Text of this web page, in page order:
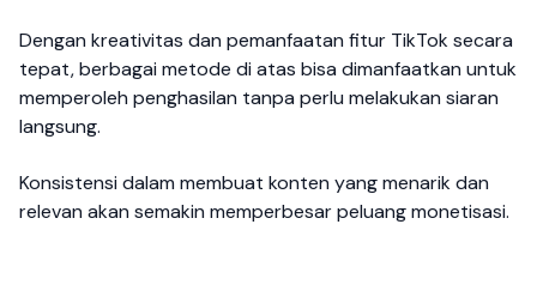
Dengan kreativitas dan pemanfaatan fitur TikTok secara
tepat, berbagai metode di atas bisa dimanfaatkan untuk
memperoleh penghasilan tanpa perlu melakukan siaran
langsung.
Konsistensi dalam membuat konten yang menarik dan
relevan akan semakin memperbesar peluang monetisasi.